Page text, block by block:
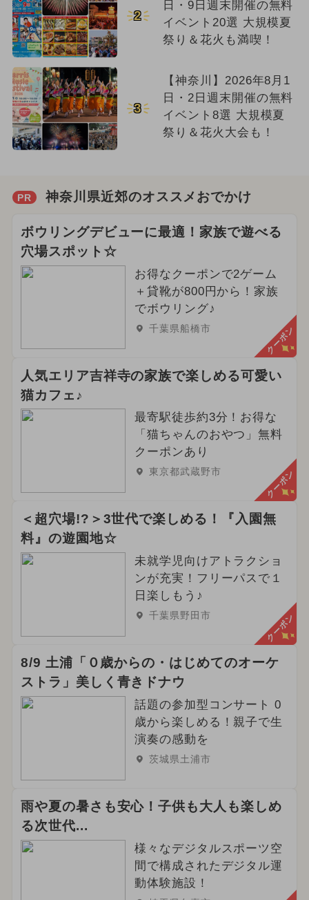
2
日・9日週末開催の無料
イベント20選 大規模夏
祭り＆花火も満喫！
3
【神奈川】2026年8月1
日・2日週末開催の無料
イベント8選 大規模夏
祭り＆花火大会も！
PR 神奈川県近郊のオススメおでかけ
ボウリングデビューに最適！家族で遊べる
穴場スポット☆
お得なクーポンで2ゲーム
＋貸靴が800円から！家族
でボウリング♪
千葉県船橋市 クーポン
人気エリア吉祥寺の家族で楽しめる可愛い
猫カフェ♪
最寄駅徒歩約3分！お得な
「猫ちゃんのおやつ」無料
クーポンあり
東京都武蔵野市 クーポン
＜超穴場!?＞3世代で楽しめる！『入園無
料』の遊園地☆
未就学児向けアトラクショ
ンが充実！フリーパスで１
日楽しもう♪
千葉県野田市 クーポン
8/9 土浦「０歳からの・はじめてのオーケ
ストラ」美しく青きドナウ
話題の参加型コンサート 0
歳から楽しめる！親子で生
演奏の感動を
茨城県土浦市
雨や夏の暑さも安心！子供も大人も楽しめ
る次世代...
様々なデジタルスポーツ空
間で構成されたデジタル運
動体験施設！